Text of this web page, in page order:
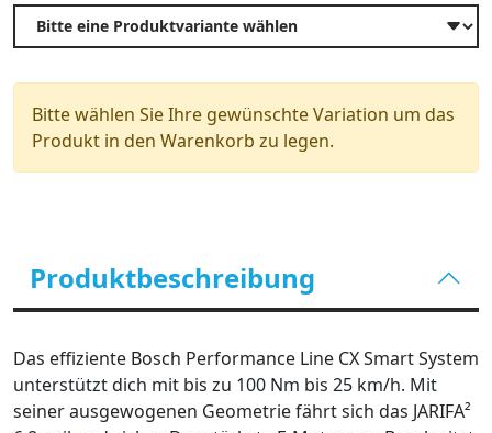
Bitte wählen Sie Ihre gewünschte Variation um das
Produkt in den Warenkorb zu legen.
Produktbeschreibung
Das effiziente Bosch Performance Line CX Smart System
unterstützt dich mit bis zu 100 Nm bis 25 km/h. Mit
seiner ausgewogenen Geometrie fährt sich das JARIFA²